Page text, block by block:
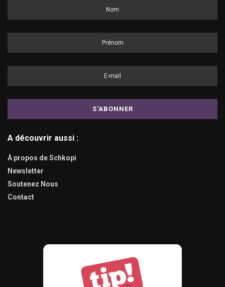
A découvrir aussi :
À propos de Schkopi
Newsletter
Soutenez Nous
Contact